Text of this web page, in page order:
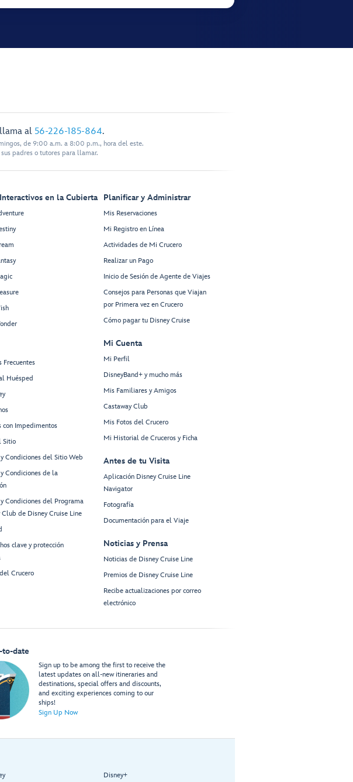
al 56-226-185-864.
de 9:00 a.m. a 8:00 p.m., hora del este.
padres o tutores para llamar.
en la Cubierta
Frecuentes
Huésped
con Impedimentos
Sitio
Condiciones del Sitio Web
Condiciones de la
Condiciones del Programa
Club de Disney Cruise Line
clave y protección
Crucero
Planificar y Administrar
Mis Reservaciones
Mi Registro en Línea
Actividades de Mi Crucero
Realizar un Pago
Inicio de Sesión de Agente de Viajes
Consejos para Personas que Viajan
por Primera vez en Crucero
Cómo pagar tu Disney Cruise
Mi Cuenta
Mi Perfil
DisneyBand+ y mucho más
Mis Familiares y Amigos
Castaway Club
Mis Fotos del Crucero
Mi Historial de Cruceros y Ficha
Antes de tu Visita
Aplicación Disney Cruise Line
Navigator
Fotografía
Documentación para el Viaje
Noticias y Prensa
Noticias de Disney Cruise Line
Premios de Disney Cruise Line
Recibe actualizaciones por correo
electrónico
to-date
Sign up to be among the first to receive the
latest updates on all-new itineraries and
destinations, special offers and discounts,
and exciting experiences coming to our
ships!
Sign Up Now
Disney+